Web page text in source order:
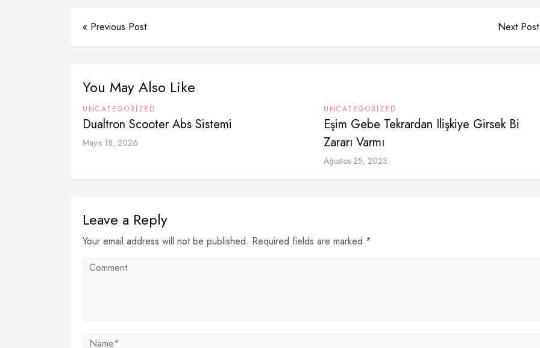
« Previous Post Next
You May Also Like
UNCATEGORIZED
Dualtron Scooter Abs Sistemi
Mayıs 18, 2026
UNCATEGORIZED
Eşim Gebe Tekrardan Ilişkiye Girsek Bi
Zararı Varmı
Ağustos 25, 2023
Leave a Reply
Your email address will not be published. Required fields are marked *